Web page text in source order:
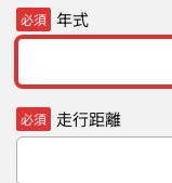
必須 年式
必須 走行距離